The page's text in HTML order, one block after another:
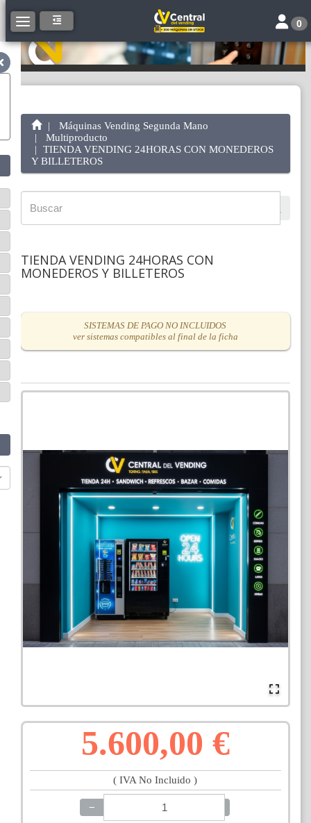
Toggle navigation Toggle
0
Máquinas Vending Segunda Mano
Multiproducto
TIENDA VENDING 24HORAS CON MONEDEROS
Y BILLETEROS
TIENDA VENDING 24HORAS CON
MONEDEROS Y BILLETEROS
SISTEMAS DE PAGO NO INCLUIDOS
ver sistemas compatibles al final de la ficha
5.600,00 €
( IVA No Incluido )
−